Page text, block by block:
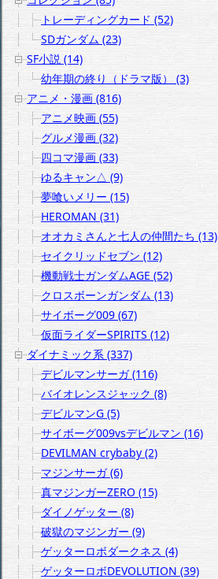
トレーディングカード (52)
SDガンダム (23)
SF小説 (14)
幼年期の終り（ドラマ版） (3)
アニメ・漫画 (816)
アニメ映画 (55)
グルメ漫画 (32)
四コマ漫画 (33)
ゆるキャン△ (9)
夢喰いメリー (15)
HEROMAN (31)
オオカミさんと七人の仲間たち (13)
セイクリッドセブン (12)
機動戦士ガンダムAGE (52)
クロスボーンガンダム (13)
サイボーグ009 (67)
仮面ライダーSPIRITS (12)
ダイナミック系 (337)
デビルマンサーガ (116)
バイオレンスジャック (8)
デビルマンG (5)
サイボーグ009vsデビルマン (16)
DEVILMAN crybaby (2)
マジンサーガ (6)
真マジンガーZERO (15)
ダイノゲッター (8)
破獄のマジンガー (9)
ゲッターロボダークネス (4)
ゲッターロボDEVOLUTION (39)